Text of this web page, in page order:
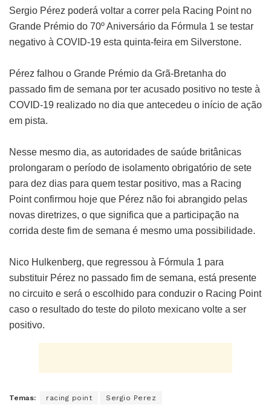
Sergio Pérez poderá voltar a correr pela Racing Point no
Grande Prémio do 70º Aniversário da Fórmula 1 se testar
negativo à COVID-19 esta quinta-feira em Silverstone.
Pérez falhou o Grande Prémio da Grã-Bretanha do
passado fim de semana por ter acusado positivo no teste à
COVID-19 realizado no dia que antecedeu o início de ação
em pista.
Nesse mesmo dia, as autoridades de saúde britânicas
prolongaram o período de isolamento obrigatório de sete
para dez dias para quem testar positivo, mas a Racing
Point confirmou hoje que Pérez não foi abrangido pelas
novas diretrizes, o que significa que a participação na
corrida deste fim de semana é mesmo uma possibilidade.
Nico Hulkenberg, que regressou à Fórmula 1 para
substituir Pérez no passado fim de semana, está presente
no circuito e será o escolhido para conduzir o Racing Point
caso o resultado do teste do piloto mexicano volte a ser
positivo.
Temas: racing point Sergio Perez